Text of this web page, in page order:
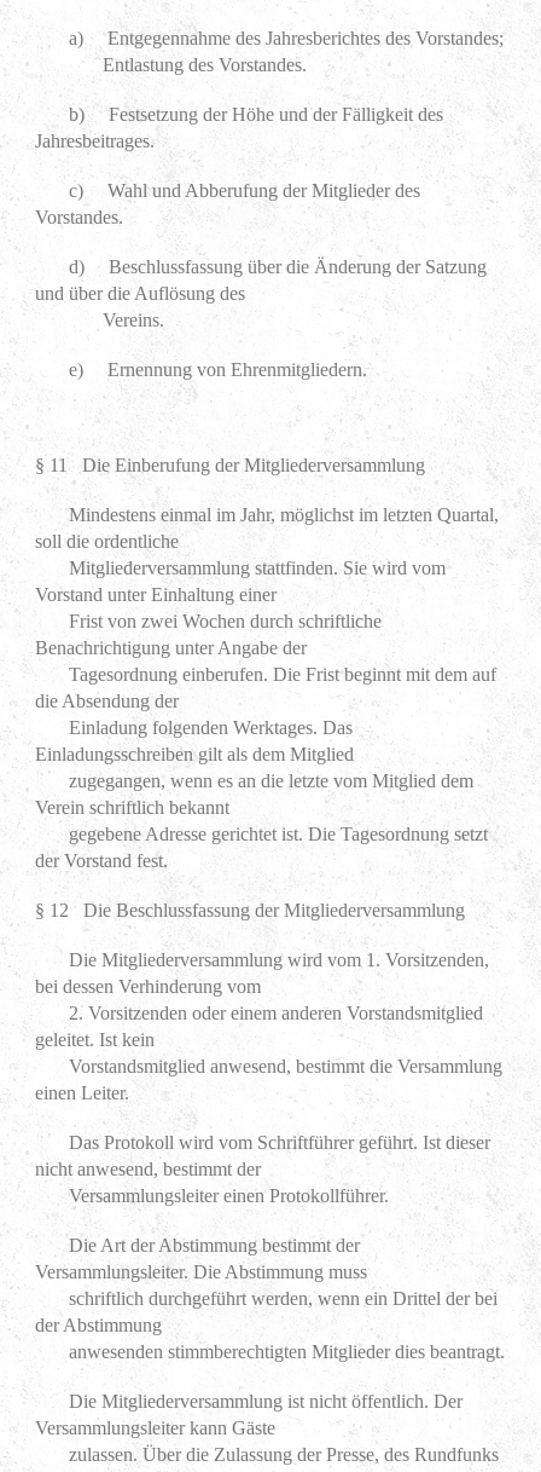
a) Entgegennahme des Jahresberichtes des Vorstandes;
Entlastung des Vorstandes.
b) Festsetzung der Höhe und der Fälligkeit des
Jahresbeitrages.
c) Wahl und Abberufung der Mitglieder des
Vorstandes.
d) Beschlussfassung über die Änderung der Satzung
und über die Auflösung des
Vereins.
e) Ernennung von Ehrenmitgliedern.
§ 11 Die Einberufung der Mitgliederversammlung
Mindestens einmal im Jahr, möglichst im letzten Quartal,
soll die ordentliche
Mitgliederversammlung stattfinden. Sie wird vom
Vorstand unter Einhaltung einer
Frist von zwei Wochen durch schriftliche
Benachrichtigung unter Angabe der
Tagesordnung einberufen. Die Frist beginnt mit dem auf
die Absendung der
Einladung folgenden Werktages. Das
Einladungsschreiben gilt als dem Mitglied
zugegangen, wenn es an die letzte vom Mitglied dem
Verein schriftlich bekannt
gegebene Adresse gerichtet ist. Die Tagesordnung setzt
der Vorstand fest.
§ 12 Die Beschlussfassung der Mitgliederversammlung
Die Mitgliederversammlung wird vom 1. Vorsitzenden,
bei dessen Verhinderung vom
2. Vorsitzenden oder einem anderen Vorstandsmitglied
geleitet. Ist kein
Vorstandsmitglied anwesend, bestimmt die Versammlung
einen Leiter.
Das Protokoll wird vom Schriftführer geführt. Ist dieser
nicht anwesend, bestimmt der
Versammlungsleiter einen Protokollführer.
Die Art der Abstimmung bestimmt der
Versammlungsleiter. Die Abstimmung muss
schriftlich durchgeführt werden, wenn ein Drittel der bei
der Abstimmung
anwesenden stimmberechtigten Mitglieder dies beantragt.
Die Mitgliederversammlung ist nicht öffentlich. Der
Versammlungsleiter kann Gäste
zulassen. Über die Zulassung der Presse, des Rundfunks